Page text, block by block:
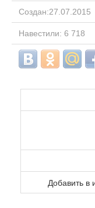
Создан:27.07.2015
Навестили: 6 718
Добавить в